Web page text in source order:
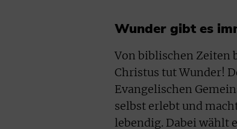
Wunder gibt es
Von biblischen Zeiten
Christus tut Wunder!
Evangelischen
selbst erlebt und
lebendig. Dabei wählt